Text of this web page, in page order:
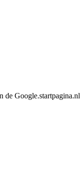
de